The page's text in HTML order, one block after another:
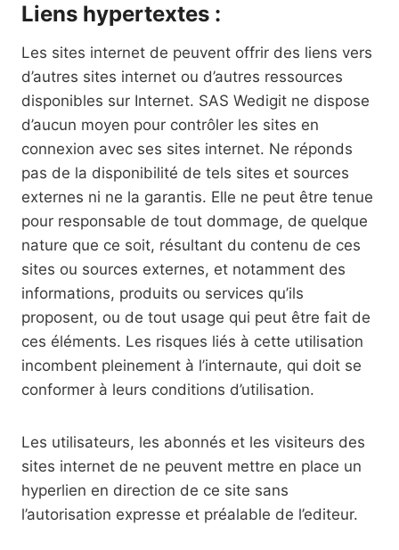
Liens hypertextes :
Les sites internet de peuvent offrir des liens vers
d’autres sites internet ou d’autres ressources
disponibles sur Internet. SAS Wedigit ne dispose
d’aucun moyen pour contrôler les sites en
connexion avec ses sites internet. Ne réponds
pas de la disponibilité de tels sites et sources
externes ni ne la garantis. Elle ne peut être tenue
pour responsable de tout dommage, de quelque
nature que ce soit, résultant du contenu de ces
sites ou sources externes, et notamment des
informations, produits ou services qu’ils
proposent, ou de tout usage qui peut être fait de
ces éléments. Les risques liés à cette utilisation
incombent pleinement à l’internaute, qui doit se
conformer à leurs conditions d’utilisation.
Les utilisateurs, les abonnés et les visiteurs des
sites internet de ne peuvent mettre en place un
hyperlien en direction de ce site sans
l’autorisation expresse et préalable de l’editeur.